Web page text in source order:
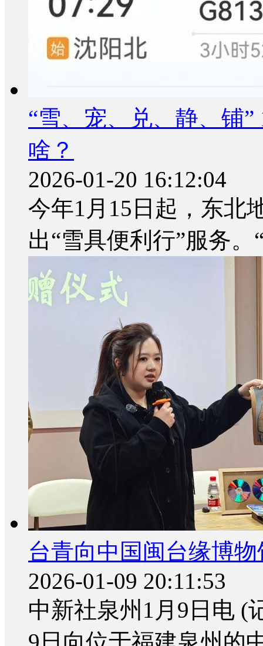
“雪、宠、兑、静、铺
啥？
2026-01-20 16:12:04
今年1月15日起，东北
出“雪具便利行”服务
台青向中国闽台缘博
2026-01-09 20:11:53
中新社泉州1月9日电 (